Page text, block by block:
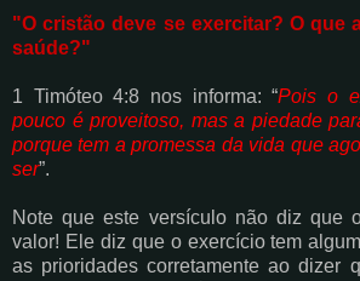
"O cristão deve se exercitar? O que
saúde?"
1 Timóteo 4:8 nos informa: “Pois o
pouco é proveitoso, mas a piedade
porque tem a promessa da vida que
ser”.
Note que este versículo não diz que
valor! Ele diz que o exercício tem
as prioridades corretamente ao dizer